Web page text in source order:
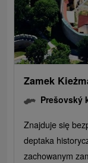
Zamek
Prešovský
Znajduje się
deptaka
zachowanym